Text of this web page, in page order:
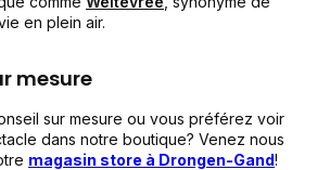
en plein air.
mesure
sur mesure ou vous préférez voir
dans notre boutique? Venez nous
magasin store à Drongen-Gand!